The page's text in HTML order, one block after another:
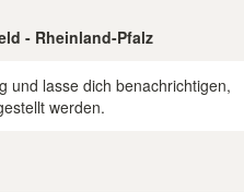
- Rheinland-Pfalz
und lasse dich benachrichtigen,
werden.